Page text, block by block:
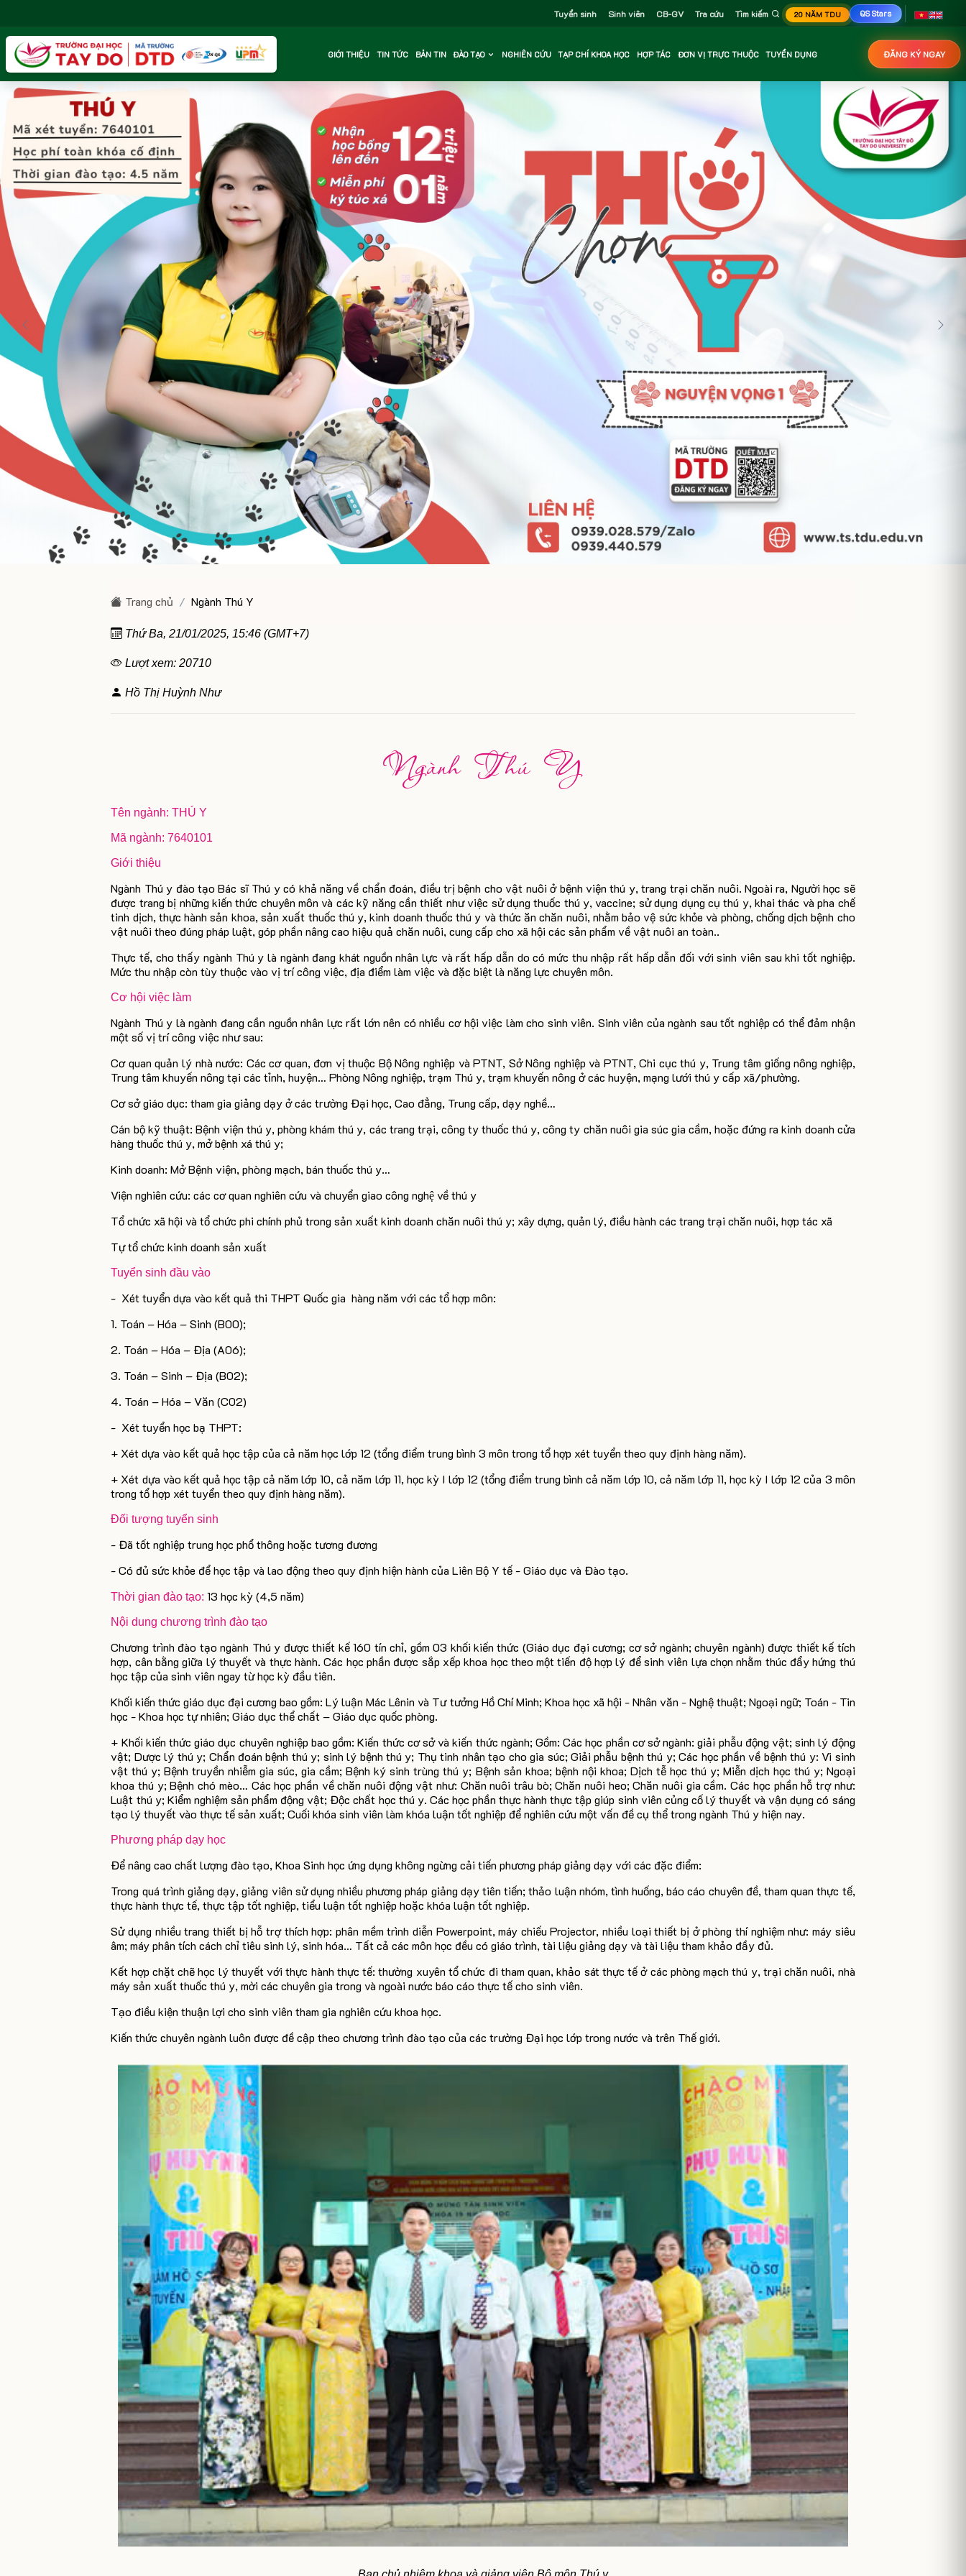
Tuyển sinh Sinh viên CB-GV Tra cứu Tìm kiếm 20 NĂM TDU QS Stars
GIỚI THIỆU TIN TỨC BẢN TIN ĐÀO TẠO NGHIÊN CỨU TẠP CHÍ KHOA HỌC HỢP TÁC ĐƠN VỊ TRỰC THUỘC TUYỂN DỤNG ĐĂNG KÝ NGAY
Trang chủ Ngành Thú Y
Thứ Ba, 21/01/2025, 15:46 (GMT+7)
Lượt xem: 20710
Hồ Thị Huỳnh Như
Ngành Thú Y
Tên ngành: THÚ Y
Mã ngành: 7640101
Giới thiệu
Ngành Thú y đào tạo Bác sĩ Thú y có khả năng về chẩn đoán, điều trị bệnh cho vật nuôi ở bệnh viện thú y, trang trại chăn nuôi. Ngoài ra, Người học sẽ
được trang bị những kiến thức chuyên môn và các kỹ năng cần thiết như việc sử dụng thuốc thú y, vaccine; sử dụng dụng cụ thú y, khai thác và pha chế
tinh dịch, thực hành sản khoa, sản xuất thuốc thú y, kinh doanh thuốc thú y và thức ăn chăn nuôi, nhằm bảo vệ sức khỏe và phòng, chống dịch bệnh cho
vật nuôi theo đúng pháp luật, góp phần nâng cao hiệu quả chăn nuôi, cung cấp cho xã hội các sản phẩm về vật nuôi an toàn..
Thực tế, cho thấy ngành Thú y là ngành đang khát nguồn nhân lực và rất hấp dẫn do có mức thu nhập rất hấp dẫn đối với sinh viên sau khi tốt nghiệp.
Mức thu nhập còn tùy thuộc vào vị trí công việc, địa điểm làm việc và đặc biệt là năng lực chuyên môn.
Cơ hội việc làm
Ngành Thú y là ngành đang cần nguồn nhân lực rất lớn nên có nhiều cơ hội việc làm cho sinh viên. Sinh viên của ngành sau tốt nghiệp có thể đảm nhận
một số vị trí công việc như sau:
Cơ quan quản lý nhà nước: Các cơ quan, đơn vị thuộc Bộ Nông nghiệp và PTNT, Sở Nông nghiệp và PTNT, Chi cục thú y, Trung tâm giống nông nghiệp,
Trung tâm khuyến nông tại các tỉnh, huyện… Phòng Nông nghiệp, trạm Thú y, trạm khuyến nông ở các huyện, mạng lưới thú y cấp xã/phường.
Cơ sở giáo dục: tham gia giảng dạy ở các trường Đại học, Cao đẳng, Trung cấp, dạy nghề…
Cán bộ kỹ thuật: Bệnh viện thú y, phòng khám thú y, các trang trại, công ty thuốc thú y, công ty chăn nuôi gia súc gia cầm, hoặc đứng ra kinh doanh cửa
hàng thuốc thú y, mở bệnh xá thú y;
Kinh doanh: Mở Bệnh viện, phòng mạch, bán thuốc thú y…
Viện nghiên cứu: các cơ quan nghiên cứu và chuyển giao công nghệ về thú y
Tổ chức xã hội và tổ chức phi chính phủ trong sản xuất kinh doanh chăn nuôi thú y; xây dựng, quản lý, điều hành các trang trại chăn nuôi, hợp tác xã
Tự tổ chức kinh doanh sản xuất
Tuyển sinh đầu vào
- Xét tuyển dựa vào kết quả thi THPT Quốc gia hàng năm với các tổ hợp môn:
1. Toán – Hóa – Sinh (B00);
2. Toán – Hóa – Địa (A06);
3. Toán – Sinh – Địa (B02);
4. Toán – Hóa – Văn (C02)
- Xét tuyển học bạ THPT:
+ Xét dựa vào kết quả học tập của cả năm học lớp 12 (tổng điểm trung bình 3 môn trong tổ hợp xét tuyển theo quy định hàng năm).
+ Xét dựa vào kết quả học tập cả năm lớp 10, cả năm lớp 11, học kỳ I lớp 12 (tổng điểm trung bình cả năm lớp 10, cả năm lớp 11, học kỳ I lớp 12 của 3 môn
trong tổ hợp xét tuyển theo quy định hàng năm).
Đối tượng tuyển sinh
- Đã tốt nghiệp trung học phổ thông hoặc tương đương
- Có đủ sức khỏe để học tập và lao động theo quy định hiện hành của Liên Bộ Y tế - Giáo dục và Đào tạo.
Thời gian đào tạo: 13 học kỳ (4,5 năm)
Nội dung chương trình đào tạo
Chương trình đào tạo ngành Thú y được thiết kế 160 tín chỉ, gồm 03 khối kiến thức (Giáo dục đại cương; cơ sở ngành; chuyên ngành) được thiết kế tích
hợp, cân bằng giữa lý thuyết và thực hành. Các học phần được sắp xếp khoa học theo một tiến độ hợp lý để sinh viên lựa chọn nhằm thúc đẩy hứng thú
học tập của sinh viên ngay từ học kỳ đầu tiên.
Khối kiến thức giáo dục đại cương bao gồm:Lý luận Mác Lênin và Tư tưởng Hồ Chí Minh; Khoa học xã hội - Nhân văn - Nghệ thuật; Ngoại ngữ; Toán - Tin
học - Khoa học tự nhiên; Giáo dục thể chất – Giáo dục quốc phòng.
+ Khối kiến thức giáo dục chuyên nghiệp bao gồm: Kiến thức cơ sở và kiến thức ngành; Gồm: Các học phần cơ sở ngành: giải phẫu động vật; sinh lý động
vật; Dược lý thú y; Chẩn đoán bệnh thú y; sinh lý bệnh thú y; Thụ tinh nhân tạo cho gia súc; Giải phẫu bệnh thú y; Các học phần về bệnh thú y: Vi sinh
vật thú y; Bệnh truyền nhiễm gia súc, gia cầm; Bệnh ký sinh trùng thú y; Bệnh sản khoa; bệnh nội khoa; Dịch tễ học thú y; Miễn dịch học thú y; Ngoại
khoa thú y; Bệnh chó mèo… Các học phần về chăn nuôi động vật như: Chăn nuôi trâu bò; Chăn nuôi heo; Chăn nuôi gia cầm. Các học phần hỗ trợ như:
Luật thú y; Kiểm nghiệm sản phẩm động vật; Độc chất học thú y. Các học phần thực hành thực tập giúp sinh viên củng cố lý thuyết và vận dụng có sáng
tạo lý thuyết vào thực tế sản xuất; Cuối khóa sinh viên làm khóa luận tốt nghiệp để nghiên cứu một vấn đề cụ thể trong ngành Thú y hiện nay.
Phương pháp dạy học
Để nâng cao chất lượng đào tạo, Khoa Sinh học ứng dụng không ngừng cải tiến phương pháp giảng dạy với các đặc điểm:
Trong quá trình giảng dạy, giảng viên sử dụng nhiều phương pháp giảng dạy tiên tiến; thảo luận nhóm, tình huống, báo cáo chuyên đề, tham quan thực tế,
thực hành thực tế, thực tập tốt nghiệp, tiểu luận tốt nghiệp hoặc khóa luận tốt nghiệp.
Sử dụng nhiều trang thiết bị hỗ trợ thích hợp: phân mềm trình diễn Powerpoint, máy chiếu Projector, nhiều loại thiết bị ở phòng thí nghiệm như: máy siêu
âm; máy phân tích cách chỉ tiêu sinh lý, sinh hóa… Tất cả các môn học đều có giáo trình, tài liệu giảng dạy và tài liệu tham khảo đầy đủ.
Kết hợp chặt chẽ học lý thuyết với thực hành thực tế: thường xuyên tổ chức đi tham quan, khảo sát thực tế ở các phòng mạch thú y, trại chăn nuôi, nhà
máy sản xuất thuốc thú y, mời các chuyên gia trong và ngoài nước báo cáo thực tế cho sinh viên.
Tạo điều kiện thuận lợi cho sinh viên tham gia nghiên cứu khoa học.
Kiến thức chuyên ngành luôn được đề cập theo chương trình đào tạo của các trường Đại học lớp trong nước và trên Thế giới.